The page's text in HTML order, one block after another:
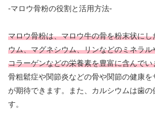
-マロウ骨粉の役割と活用方法-
マロウ骨粉は、マロウ牛の骨を粉末状に
ウム、マグネシウム、リンなどのミネラ
コラーゲンなどの栄養素を豊富に含んでい
骨粗鬆症や関節炎などの骨や関節の健康
が期待できます。また、カルシウムは歯
す。